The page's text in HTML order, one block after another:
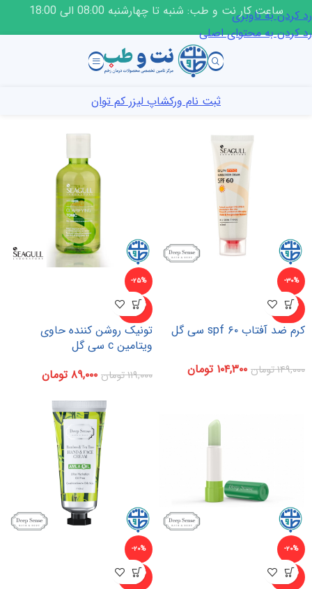
رد کردن به ناوبری
رد کردن به محتوای اصلی
ساعت کار نت و طب: شنبه تا چهارشنبه 08:00 الی 18:00
ثبت نام ورکشاپ لیزر کم توان
-۳۰%
ناموجو
د
کرم ضد آفتاب ۶۰ spf سی گل
۱۴۹,۰۰۰تومان ۱۰۴,۳۰۰ تومان
-۲۵%
ناموجو
د
تونیک روشن کننده حاوی
ویتامین c سی گل
۱۱۹,۰۰۰تومان ۸۹,۰۰۰ تومان
-۲۰%
ناموجو
د
-۲۰%
ناموجو
د